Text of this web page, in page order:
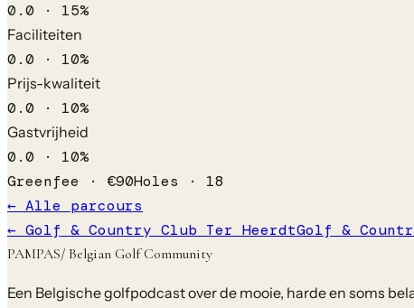
0.0 · 15%
Faciliteiten
0.0 · 10%
Prijs-kwaliteit
0.0 · 10%
Gastvrijheid
0.0 · 10%
Greenfee · €90Holes · 18
← Alle parcours
← Golf & Country Club Ter HeerdtGolf &
PAMPAS/ Belgian Golf Community
Een Belgische golfpodcast over de mooie, harde en soms